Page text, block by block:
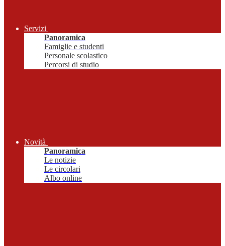
Servizi
Panoramica
Famiglie e studenti
Personale scolastico
Percorsi di studio
Novità
Panoramica
Le notizie
Le circolari
Albo online